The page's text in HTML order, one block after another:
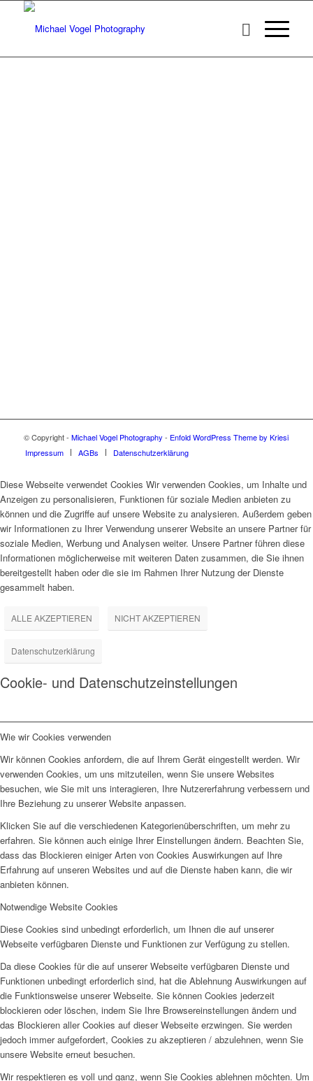
© Copyright - Michael Vogel Photography - Enfold WordPress Theme by Kriesi
Impressum
AGBs Datenschutzerklärung
Diese Webseite verwendet Cookies Wir verwenden Cookies, um Inhalte und
Anzeigen zu personalisieren, Funktionen für soziale Medien anbieten zu
können und die Zugriffe auf unsere Website zu analysieren. Außerdem geben
wir Informationen zu Ihrer Verwendung unserer Website an unsere Partner für
soziale Medien, Werbung und Analysen weiter. Unsere Partner führen diese
Informationen möglicherweise mit weiteren Daten zusammen, die Sie ihnen
bereitgestellt haben oder die sie im Rahmen Ihrer Nutzung der Dienste
gesammelt haben.
ALLE AKZEPTIEREN NICHT AKZEPTIEREN
Datenschutzerklärung
Cookie- und Datenschutzeinstellungen
Wie wir Cookies verwenden
Wir können Cookies anfordern, die auf Ihrem Gerät eingestellt werden. Wir
verwenden Cookies, um uns mitzuteilen, wenn Sie unsere Websites
besuchen, wie Sie mit uns interagieren, Ihre Nutzererfahrung verbessern und
Ihre Beziehung zu unserer Website anpassen.
Klicken Sie auf die verschiedenen Kategorienüberschriften, um mehr zu
erfahren. Sie können auch einige Ihrer Einstellungen ändern. Beachten Sie,
dass das Blockieren einiger Arten von Cookies Auswirkungen auf Ihre
Erfahrung auf unseren Websites und auf die Dienste haben kann, die wir
anbieten können.
Notwendige Website Cookies
Diese Cookies sind unbedingt erforderlich, um Ihnen die auf unserer
Webseite verfügbaren Dienste und Funktionen zur Verfügung zu stellen.
Da diese Cookies für die auf unserer Webseite verfügbaren Dienste und
Funktionen unbedingt erforderlich sind, hat die Ablehnung Auswirkungen auf
die Funktionsweise unserer Webseite. Sie können Cookies jederzeit
blockieren oder löschen, indem Sie Ihre Browsereinstellungen ändern und
das Blockieren aller Cookies auf dieser Webseite erzwingen. Sie werden
jedoch immer aufgefordert, Cookies zu akzeptieren / abzulehnen, wenn Sie
unsere Website erneut besuchen.
Wir respektieren es voll und ganz, wenn Sie Cookies ablehnen möchten. Um